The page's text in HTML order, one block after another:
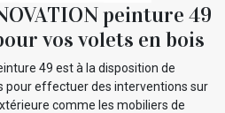
peinture 49
vos volets en bois
49 est à la disposition de
pour effectuer des interventions sur
comme les mobiliers de